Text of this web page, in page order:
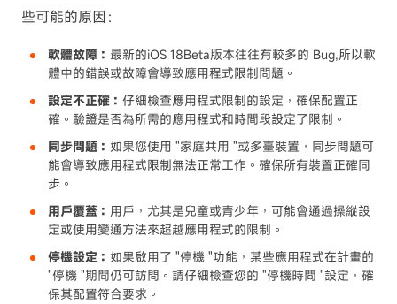
些可能的原因：
軟體故障： 最新的iOS 18Beta版本往往有較多的 Bug,所以軟
體中的錯誤或故障會導致應用程式限制問題。
設定不正確： 仔細檢查應用程式限制的設定，確保配置正
確。驗證是否為所需的應用程式和時間段設定了限制。
同步問題： 如果您使用 "家庭共用 "或多臺裝置，同步問題可
能會導致應用程式限制無法正常工作。確保所有裝置正確同
步。
用戶覆蓋： 用戶，尤其是兒童或青少年，可能會通過操縱設
定或使用變通方法來超越應用程式的限制。
停機設定： 如果啟用了 "停機 "功能，某些應用程式在計畫的
"停機 "期間仍可訪問。請仔細檢查您的 "停機時間 "設定，確
保其配置符合要求。